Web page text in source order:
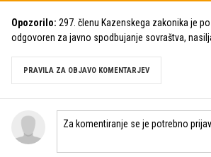
Opozorilo: 297. členu Kazenskega zakonika je
odgovoren za javno spodbujanje sovraštva,
PRAVILA ZA OBJAVO KOMENTARJEV